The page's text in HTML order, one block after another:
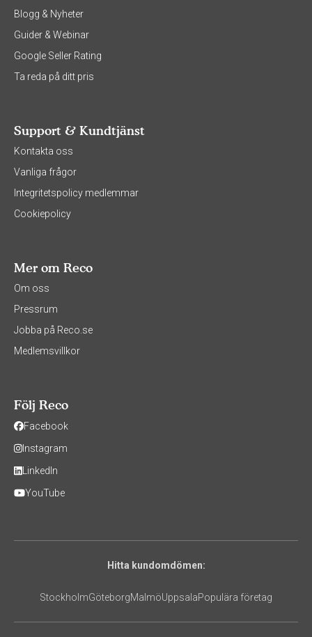
Blogg & Nyheter
Guider & Webinar
Google Seller Rating
Ta reda på ditt pris
Support & Kundtjänst
Kontakta oss
Vanliga frågor
Integritetspolicy medlemmar
Cookiepolicy
Mer om Reco
Om oss
Pressrum
Jobba på Reco.se
Medlemsvillkor
Följ Reco
Facebook
Instagram
LinkedIn
YouTube
Hitta kundomdömen:
StockholmGöteborgMalmöUppsalaPopulära företag